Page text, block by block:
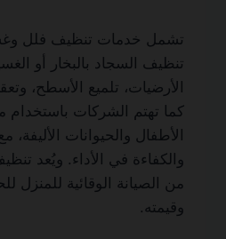
تشمل خدمات تنظيف فلل
تنظيف السجاد بالبخار أو
الأرضيات، تلميع الأسطح،
كما تهتم الشركات باستخدام
الأطفال والحيوانات الأليفة،
والكفاءة في الأداء. ويُعد
من الصيانة الوقائية
وقيمته.